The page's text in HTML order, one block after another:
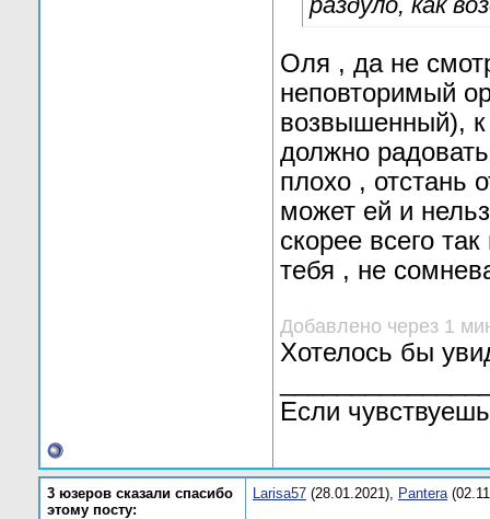
Оля , да не
неповторимый
возвышенный), к
должно
плохо , отстань
может ей и
скорее всего
тебя , не
Добавлено через 1
Хотелось бы
Если
3 юзеров сказали спасибо
этому посту:
Larisa57 (28.01.2021), Pantera